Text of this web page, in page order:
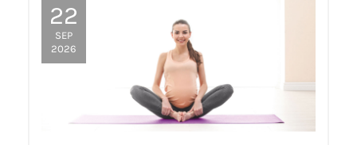
22
SEP
2026